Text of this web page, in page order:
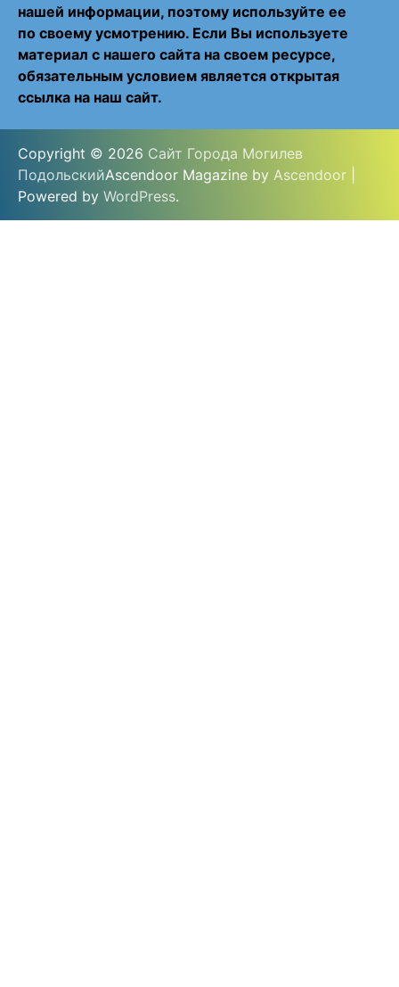
нашей информации, поэтому используйте ее
по своему усмотрению. Если Вы используете
материал с нашего сайта на своем ресурсе,
обязательным условием является открытая
ссылка на наш сайт.
Copyright © 2026 Сайт Города Могилев
ПодольскийAscendoor Magazine by Ascendoor
Powered by WordPress.